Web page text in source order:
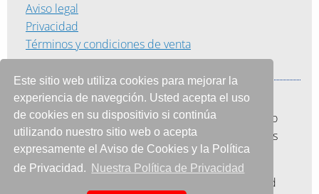
Este sitio web utiliza cookies para mejorar la
experiencia de navegción. Usted acepta el uso
de cookies en su dispositivio si continúa
utilizando nuestro sitio web o acepta
expresamente el Aviso de Cookies y la Política
de Privacidad. Nuestra Política de Privacidad
Aviso legal
Privacidad
Términos y condiciones de venta
Nuestra misión consiste en proporcionar a los
hospitales una plataforma que les permita no solo
ahorrar tiempo y dinero sino también impulsar las
eficiencias.
Esta combinación hace de la nuestra una realidad